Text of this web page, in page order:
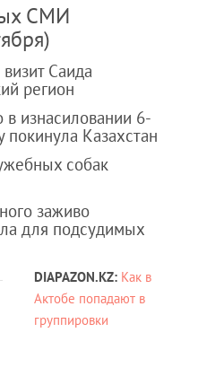
СМИ
Саида
регион
изнасиловании 6-
покинула Казахстан
собак
заживо
для подсудимых
DIAPAZON.KZ: Как в
Актобе попадают в
группировки